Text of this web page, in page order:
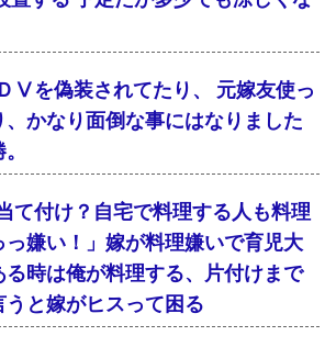
Ⅴを偽装されてたり、 元嫁友使っ
かなり面倒な事にはなりました
て付け？自宅で料理する人も料理
嫌い！」嫁が料理嫌いで育児大
時は俺が料理する、片付けまで
と嫁がヒスって困る